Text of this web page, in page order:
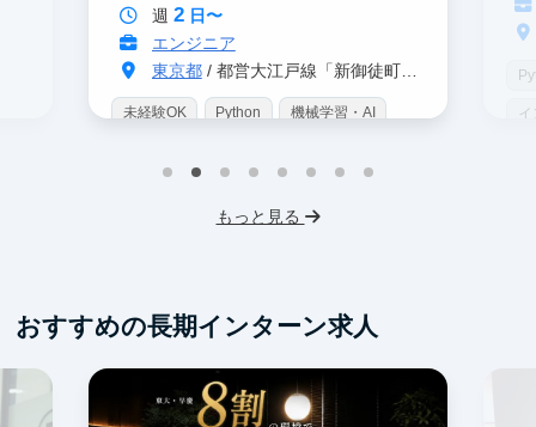
週 2日〜
エンジニア
東京都/ 都営大江戸線「新御徒町駅」 A4出口 徒歩3分
未経験OK Python 機械学習・AI
もっと見る
おすすめの長期インターン求人